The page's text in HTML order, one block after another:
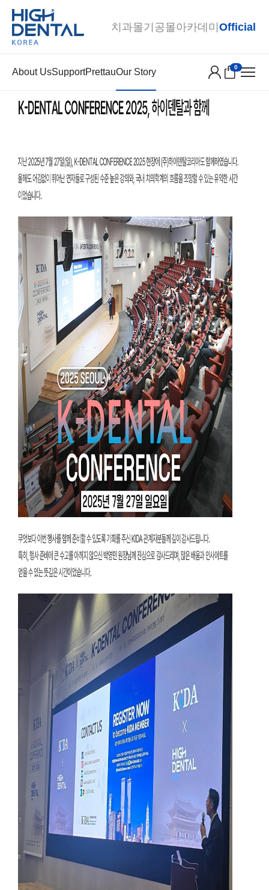
치과몰기공몰아카데미 Official
About UsSupportPrettauOur Story 0
Our Story
K-DENTAL CONFERENCE 2025
작성자highdentalkorea